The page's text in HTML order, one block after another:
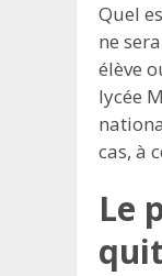
Quel
ne
élève
lycée
cas, à
Le